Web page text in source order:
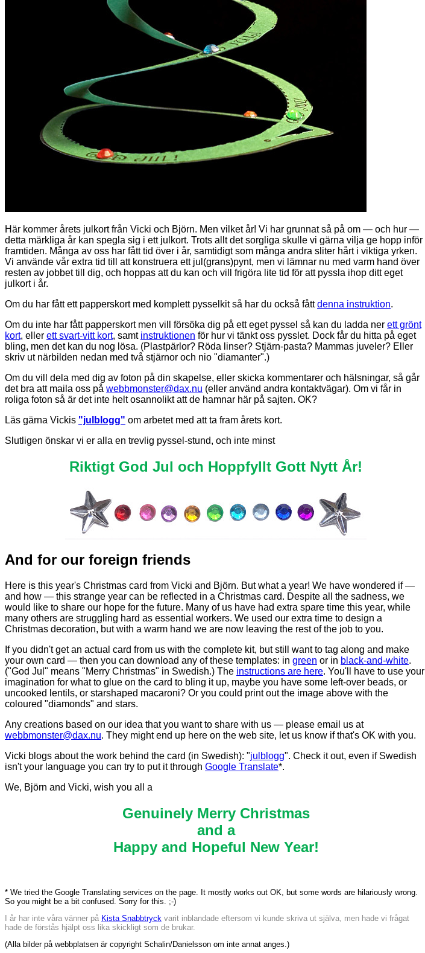
Här kommer årets julkort från Vicki och Björn. Men vilket år! Vi har grunnat så på om — och hur —
detta märkliga år kan spegla sig i ett julkort. Trots allt det sorgliga skulle vi gärna vilja ge hopp inför
framtiden. Många av oss har fått tid över i år, samtidigt som många andra sliter hårt i viktiga yrken.
Vi använde vår extra tid till att konstruera ett jul(grans)pynt, men vi lämnar nu med varm hand över
resten av jobbet till dig, och hoppas att du kan och vill frigöra lite tid för att pyssla ihop ditt eget
julkort i år.
Om du har fått ett papperskort med komplett pysselkit så har du också fåttdenna instruktion.
Om du inte har fått papperskort men vill försöka dig på ett eget pyssel så kan du ladda ner ett grönt
kort, eller ett svart-vitt kort, samt instruktionen för hur vi tänkt oss pysslet. Dock får du hitta på eget
bling, men det kan du nog lösa. (Plastpärlor? Röda linser? Stjärn-pasta? Mammas juveler? Eller
skriv ut närbilden nedan med två stjärnor och nio "diamanter".)
Om du vill dela med dig av foton på din skapelse, eller skicka kommentarer och hälsningar, så går
det bra att maila oss på webbmonster@dax.nu (eller använd andra kontaktvägar). Om vi får in
roliga foton så är det inte helt osannolikt att de hamnar här på sajten. OK?
Läs gärna Vickis "julblogg" om arbetet med att ta fram årets kort.
Slutligen önskar vi er alla en trevlig pyssel-stund, och inte minst
Riktigt God Jul och Hoppfyllt Gott Nytt År!
And for our foreign friends
Here is this year's Christmas card from Vicki and Björn. But what a year! We have wondered if —
and how — this strange year can be reflected in a Christmas card. Despite all the sadness, we
would like to share our hope for the future. Many of us have had extra spare time this year, while
many others are struggling hard as essential workers. We used our extra time to design a
Christmas decoration, but with a warm hand we are now leaving the rest of the job to you.
If you didn't get an actual card from us with the complete kit, but still want to tag along and make
your own card — then you can download any of these templates: in green or in black-and-white.
("God Jul" means "Merry Christmas" in Swedish.) The instructions are here. You'll have to use your
imagination for what to glue on the card to bling it up, maybe you have some left-over beads, or
uncooked lentils, or starshaped macaroni? Or you could print out the image above with the
coloured "diamonds" and stars.
Any creations based on our idea that you want to share with us — please email us at
webbmonster@dax.nu. They might end up here on the web site, let us know if that's OK with you.
Vicki blogs about the work behind the card (in Swedish): "julblogg". Check it out, even if Swedish
isn't your language you can try to put it through Google Translate*.
We, Björn and Vicki, wish you all a
Genuinely Merry Christmas
and a
Happy and Hopeful New Year!
* We tried the Google Translating services on the page. It mostly works out OK, but some words are hilariously wrong.
So you might be a bit confused. Sorry for this. ;-)
I år har inte våra vänner på Kista Snabbtryck varit inblandade eftersom vi kunde skriva ut själva, men hade vi frågat
hade de förstås hjälpt oss lika skickligt som de brukar.
(Alla bilder på webbplatsen är copyright Schalin/Danielsson om inte annat anges.)